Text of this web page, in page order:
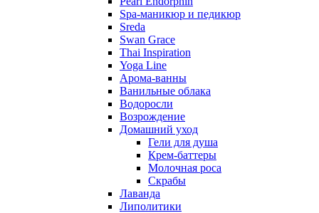
Spa-маникюр и педикюр
Sreda
Swan Grace
Thai Inspiration
Yoga Line
Арома-ванны
Ванильные облака
Водоросли
Возрождение
Домашний уход
Гели для душа
Крем-баттеры
Молочная роса
Скрабы
Лаванда
Липолитики